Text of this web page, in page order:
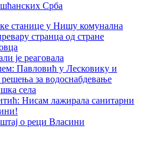
Срба
је реаговала
села
о реци Власини